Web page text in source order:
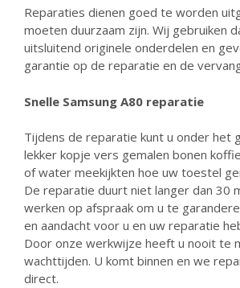
Reparaties dienen goed te worden
moeten duurzaam zijn. Wij gebruiken
uitsluitend originele onderdelen en
garantie op de reparatie en de
Snelle Samsung A80 reparatie
Tijdens de reparatie kunt u onder het
lekker kopje vers gemalen bonen
of water meekijkten hoe uw toestel
De reparatie duurt niet langer dan 30
werken op afspraak om u te
en aandacht voor u en uw reparatie
Door onze werkwijze heeft u nooit te
wachttijden. U komt binnen en we
direct.